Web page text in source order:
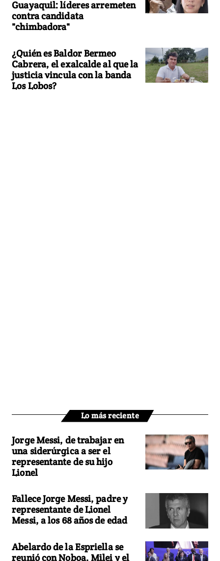
Guayaquil: líderes arremeten
contra candidata
"chimbadora"
¿Quién es Baldor Bermeo
Cabrera, el exalcalde al que la
justicia vincula con la banda
Los Lobos?
Lo más reciente
Jorge Messi, de trabajar en
una siderúrgica a ser el
representante de su hijo
Lionel
Fallece Jorge Messi, padre y
representante de Lionel
Messi, a los 68 años de edad
Abelardo de la Espriella se
reunió con Noboa, Milei y el